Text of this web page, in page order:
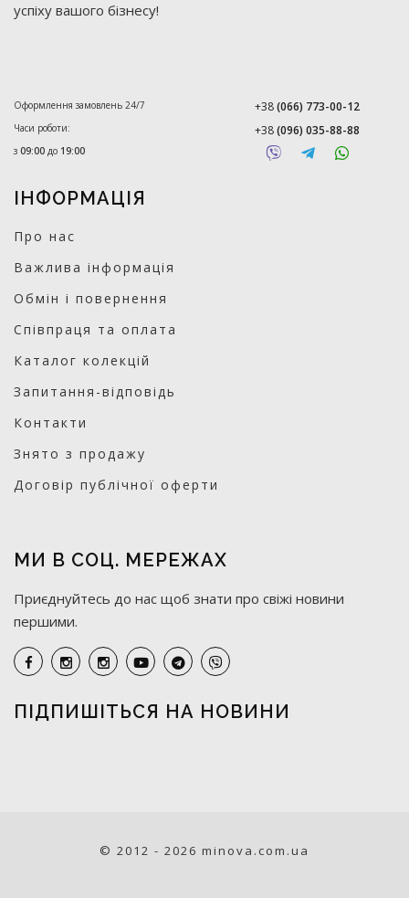
успіху вашого бізнесу!
Оформлення замовлень 24/7
Часи роботи:
з 09:00 до 19:00
+38(066) 773-00-12
+38(096) 035-88-88
ІНФОРМАЦІЯ
Про нас
Важлива інформація
Обмін і повернення
Співпраця та оплата
Каталог колекцій
Запитання-відповідь
Контакти
Знято з продажу
Договір публічної оферти
МИ В СОЦ. МЕРЕЖАХ
Приєднуйтесь до нас щоб знати про свіжі новини
першими.
ПІДПИШІТЬСЯ НА НОВИНИ
© 2012 - 2026 minova.com.ua